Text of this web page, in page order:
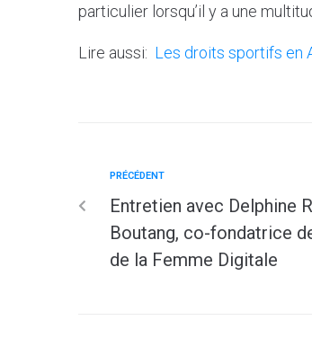
particulier lorsqu’il y a une
Lire aussi: Les droits sportifs en
PRÉCÉDENT
Entretien avec Delphine
Boutang, co-fondatrice
de la Femme Digitale